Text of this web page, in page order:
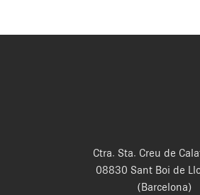
Ctra. Sta. Creu de
08830 Sant Boi de
(Barcelona)